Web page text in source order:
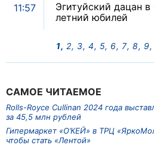
САМОЕ ЧИТАЕМОЕ
Rolls-Royce Cullinan 2024 года
за 45,5 млн рублей
Гипермаркет «О’КЕЙ» в ТРЦ
чтобы стать «Лентой»
11:57
Эгитуйский дацан
летний юбилей
1 2 3 4 5 6 7 8 9